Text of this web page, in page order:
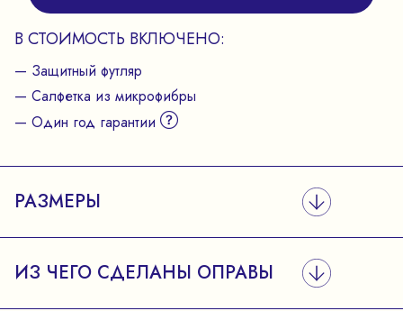
В СТОИМОСТЬ ВКЛЮЧЕНО:
— Защитный футляр
— Салфетка из микрофибры
— Один год гарантии
РАЗМЕРЫ
ИЗ ЧЕГО СДЕЛАНЫ ОПРАВЫ